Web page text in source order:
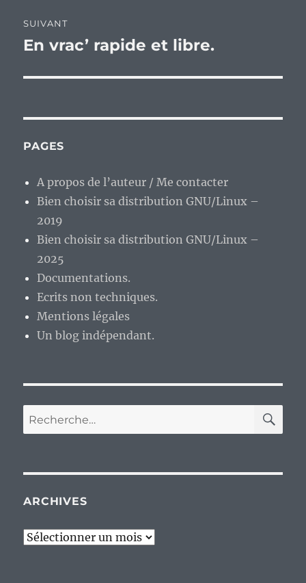
SUIVANT
Publication
En vrac’ rapide et libre.
PAGES
A propos de l’auteur / Me contacter
Bien choisir sa distribution GNU/Linux –
2019
Bien choisir sa distribution GNU/Linux –
2025
Documentations.
Ecrits non techniques.
Mentions légales
Un blog indépendant.
Recherche
pour :
ARCHIVES
Archives